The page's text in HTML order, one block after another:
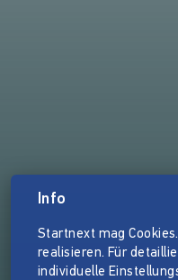
Info
Startnext mag
realisieren. Für
individuelle